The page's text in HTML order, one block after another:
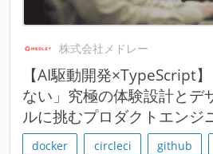
株式会社メドレー
【AI駆動開発×TypeScript
ない」究極の体験設計とデ
ルに挑むプロダクトエンジ
docker circleci github